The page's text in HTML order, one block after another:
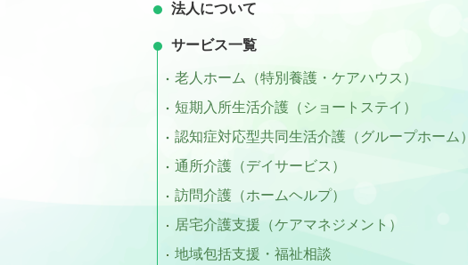
法人について
サービス一覧
老人ホーム（特別養護・ケアハウス）
短期入所生活介護（ショートステイ）
認知症対応型共同生活介護（グループホーム）
通所介護（デイサービス）
訪問介護（ホームヘルプ）
居宅介護支援（ケアマネジメント）
地域包括支援・福祉相談